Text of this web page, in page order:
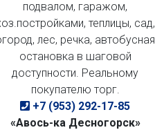
подвалом, гаражом,
теплицы, сад,
лес, речка, автобусная
остановка в шаговой
доступности. Реальному
покупателю торг.
+7 (953) 292-17-85
«Авось-ка Десногорск»